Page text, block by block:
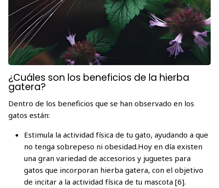
¿Cuáles son los beneficios de la hierba
gatera?
Dentro de los beneficios que se han observado en los
gatos están:
Estimula la actividad física de tu gato, ayudando a que
no tenga sobrepeso ni obesidad.Hoy en día existen
una gran variedad de accesorios y juguetes para
gatos que incorporan hierba gatera, con el objetivo
de incitar a la actividad física de tu mascota [6].